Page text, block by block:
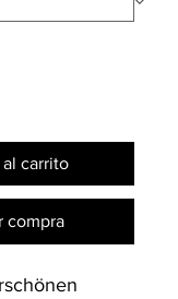
carrito
compra